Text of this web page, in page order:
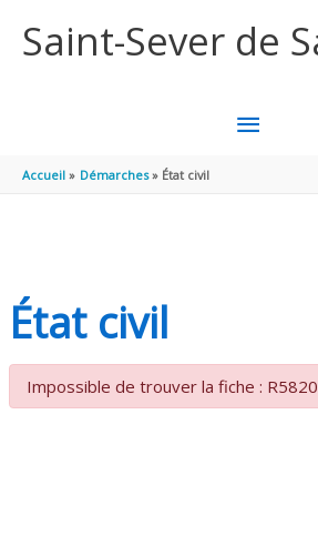
Saint-Sever de
MENU
Accueil Démarches État civil
État civil
Impossible de trouver la fiche :